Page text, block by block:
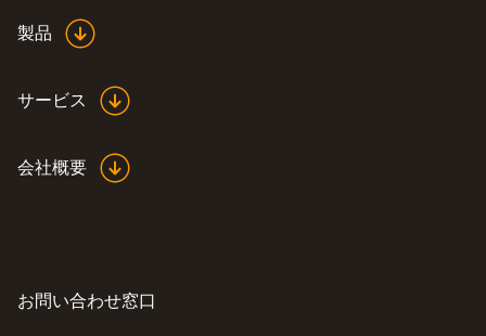
製品
サービス
会社概要
お問い合わせ窓口